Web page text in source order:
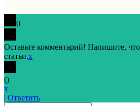
0
Оставьте комментарий! Напишите,
статьи.x
()
x
| Ответить